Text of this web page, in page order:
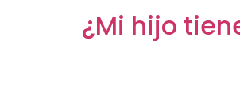
¿Mi hijo